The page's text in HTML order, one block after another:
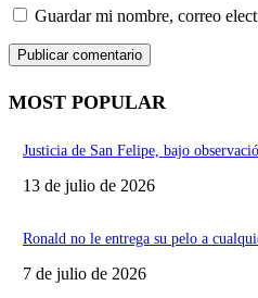
Guardar mi nombre, correo
MOST POPULAR
Justicia de San Felipe, bajo
13 de julio de 2026
Ronald no le entrega su pelo a
7 de julio de 2026